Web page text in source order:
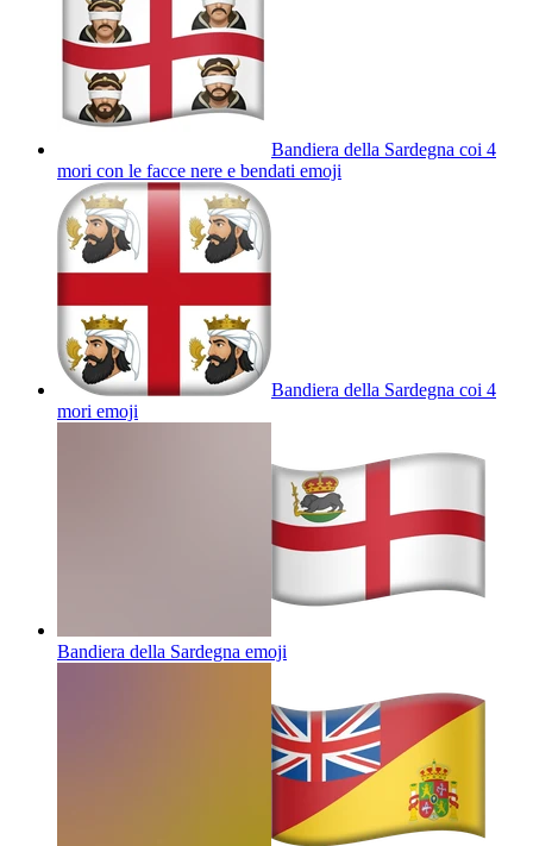
Bandiera della Sardegna coi 4
mori con le facce nere e bendati emoji
Bandiera della Sardegna coi 4
mori emoji
Bandiera della Sardegna emoji